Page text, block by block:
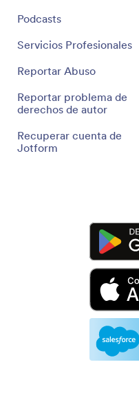
Podcasts
Servicios Profesionales
Reportar Abuso
Reportar problema de
derechos de autor
Recuperar cuenta de
Jotform